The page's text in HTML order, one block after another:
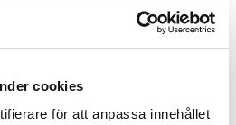
cookies
för att anpassa innehållet